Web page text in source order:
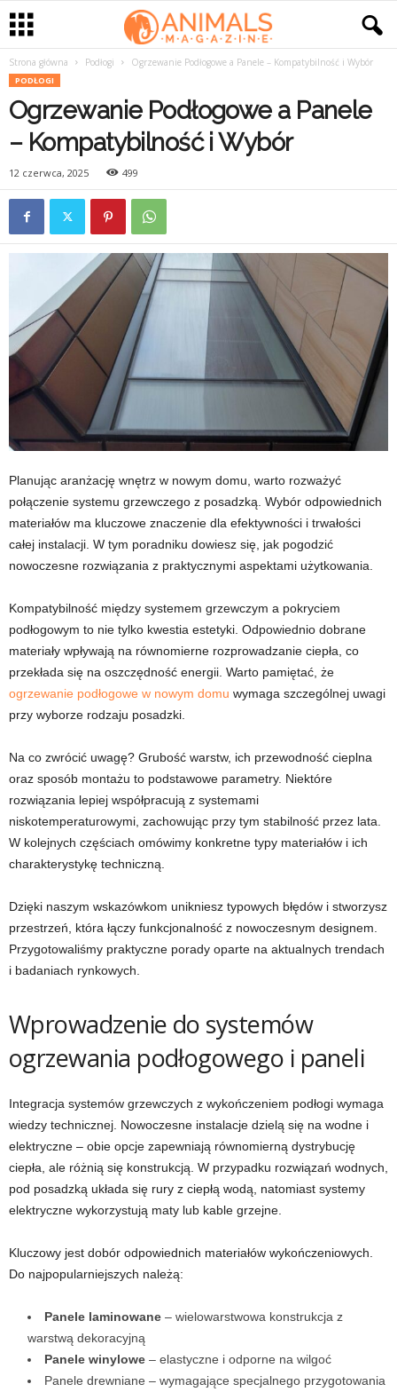
Strona główna Podłogi Ogrzewanie Podłogowe a Panele – Kompatybilność i Wybór
PODŁOGI
Ogrzewanie Podłogowe a Panele
– Kompatybilność i Wybór
12 czerwca, 2025 499
Planując aranżację wnętrz w nowym domu, warto rozważyć
połączenie systemu grzewczego z posadzką. Wybór odpowiednich
materiałów ma kluczowe znaczenie dla efektywności i trwałości
całej instalacji. W tym poradniku dowiesz się, jak pogodzić
nowoczesne rozwiązania z praktycznymi aspektami użytkowania.
Kompatybilność między systemem grzewczym a pokryciem
podłogowym to nie tylko kwestia estetyki. Odpowiednio dobrane
materiały wpływają na równomierne rozprowadzanie ciepła, co
przekłada się na oszczędność energii. Warto pamiętać, że
ogrzewanie podłogowe w nowym domu wymaga szczególnej uwagi
przy wyborze rodzaju posadzki.
Na co zwrócić uwagę? Grubość warstw, ich przewodność cieplna
oraz sposób montażu to podstawowe parametry. Niektóre
rozwiązania lepiej współpracują z systemami
niskotemperaturowymi, zachowując przy tym stabilność przez lata.
W kolejnych częściach omówimy konkretne typy materiałów i ich
charakterystykę techniczną.
Dzięki naszym wskazówkom unikniesz typowych błędów i stworzysz
przestrzeń, która łączy funkcjonalność z nowoczesnym designem.
Przygotowaliśmy praktyczne porady oparte na aktualnych trendach
i badaniach rynkowych.
Wprowadzenie do systemów
ogrzewania podłogowego i paneli
Integracja systemów grzewczych z wykończeniem podłogi wymaga
wiedzy technicznej. Nowoczesne instalacje dzielą się na wodne i
elektryczne – obie opcje zapewniają równomierną dystrybucję
ciepła, ale różnią się konstrukcją. W przypadku rozwiązań wodnych,
pod posadzką układa się rury z ciepłą wodą, natomiast systemy
elektryczne wykorzystują maty lub kable grzejne.
Kluczowy jest dobór odpowiednich materiałów wykończeniowych.
Do najpopularniejszych należą:
Panele laminowane – wielowarstwowa konstrukcja z
warstwą dekoracyjną
Panele winylowe – elastyczne i odporne na wilgoć
Panele drewniane – wymagające specjalnego przygotowania